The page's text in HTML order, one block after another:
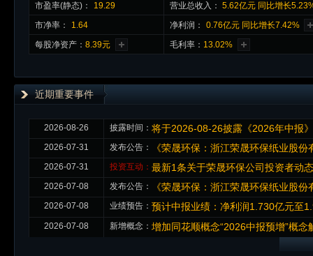
市盈率(静态)：
19.29 营业总收入： 5.62亿元 同比增长
市净率：
1.64 净利润：
0.76亿元 同比增长7.42%
每股净资产： 8.39元 毛利率： 13.02%
近期重要事件
2026-08-26 披露时间： 将于2026-08-26披露《2026年中报》
2026-07-31 发布公告： 《荣晟环保：浙江荣晟环保纸业股
2026-07-31 投资互动： 最新1条关于荣晟环保公司投资者动
2026-07-08 发布公告： 《荣晟环保：浙江荣晟环保纸业股
2026-07-08 业绩预告： 预计中报业绩：净利润1.730亿元至
2026-07-08 新增概念： 增加同花顺概念“2026中报预增”概念